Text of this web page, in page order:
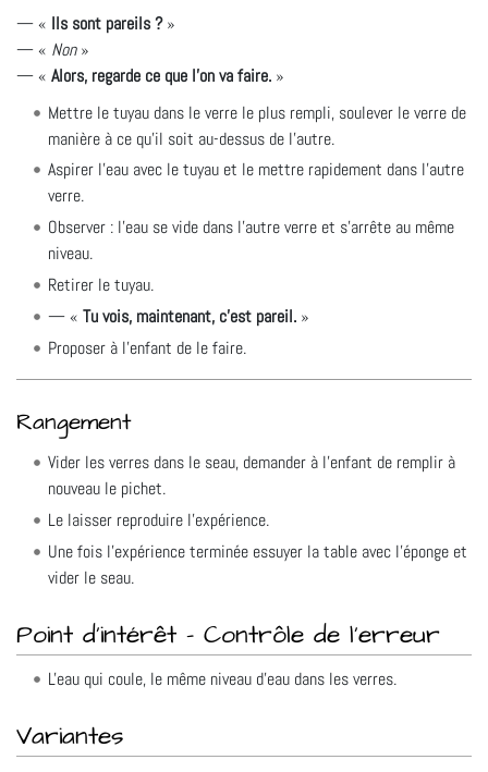
Ils sont pareils ?
Non
Alors, regarde ce que l'on va faire.
Mettre le tuyau dans le verre le plus rempli, soulever le verre de
manière à ce qu'il soit au-dessus de l'autre.
Aspirer l'eau avec le tuyau et le mettre rapidement dans l'autre
verre.
Observer : l'eau se vide dans l'autre verre et s'arrête au même
niveau.
Retirer le tuyau.
Tu vois, maintenant, c'est pareil.
Proposer à l'enfant de le faire.
Rangement
Vider les verres dans le seau, demander à l'enfant de remplir à
nouveau le pichet.
Le laisser reproduire l'expérience.
Une fois l'expérience terminée essuyer la table avec l'éponge et
vider le seau.
Point d'intérêt - Contrôle de l'erreur
L'eau qui coule, le même niveau d'eau dans les verres.
Variantes